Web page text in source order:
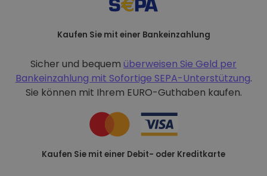
Kaufen Sie mit einer Bankeinzahlung
Sicher und bequem überweisen Sie Geld per
Bankeinzahlung mit Sofortige SEPA-Unterstützung.
Sie können mit Ihrem EURO-Guthaben kaufen.
Kaufen Sie mit einer Debit- oder Kreditkarte